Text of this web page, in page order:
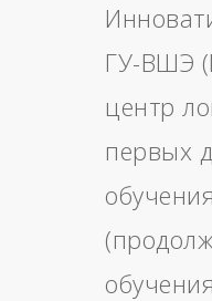
ГУ-ВШЭ
центр
первых